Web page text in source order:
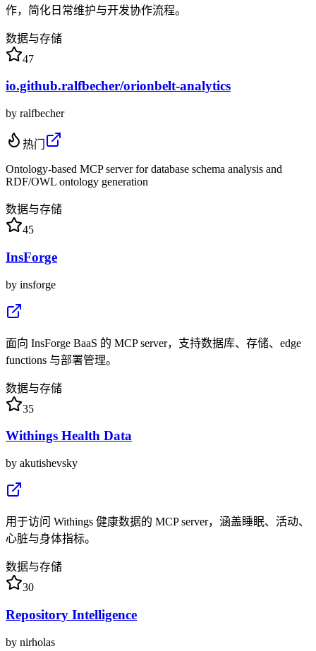
作，简化日常维护与开发协作流程。
数据与存储
47
io.github.ralfbecher/orionbelt-analytics
by ralfbecher
热门
Ontology-based MCP server for database schema analysis and
RDF/OWL ontology generation
数据与存储
45
InsForge
by insforge
面向 InsForge BaaS 的 MCP server，支持数据库、存储、edge
functions 与部署管理。
数据与存储
35
Withings Health Data
by akutishevsky
用于访问 Withings 健康数据的 MCP server，涵盖睡眠、活动、
心脏与身体指标。
数据与存储
30
Repository Intelligence
by nirholas